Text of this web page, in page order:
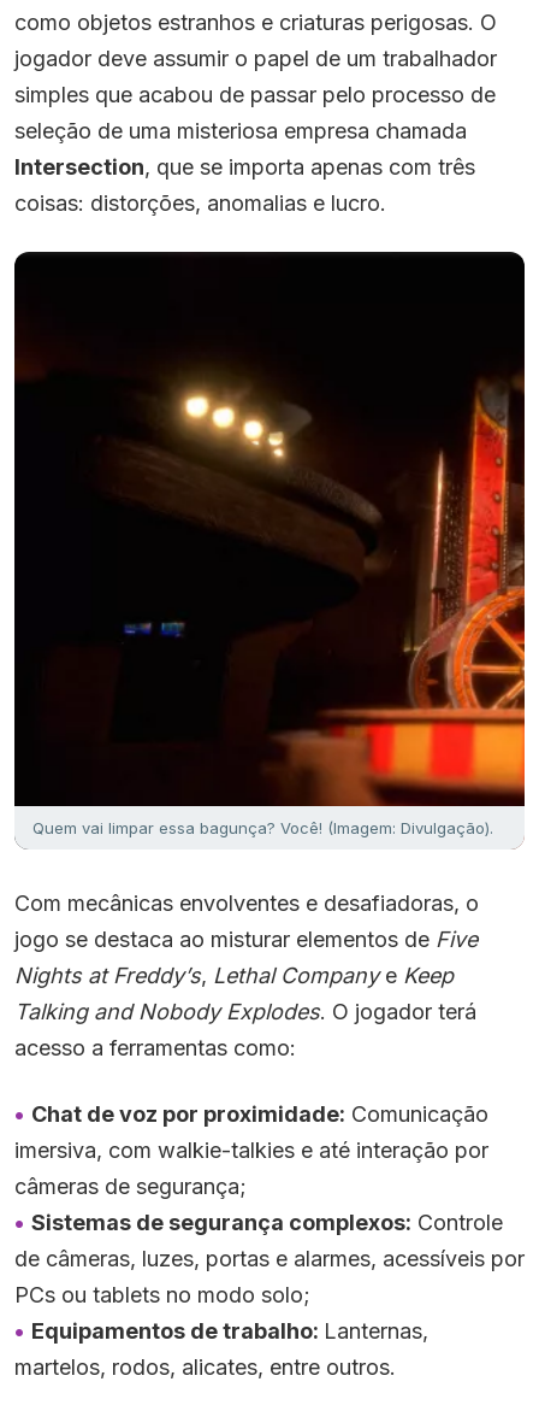
como objetos estranhos e criaturas perigosas. O
jogador deve assumir o papel de um trabalhador
simples que acabou de passar pelo processo de
seleção de uma misteriosa empresa chamada
Intersection, que se importa apenas com três
coisas: distorções, anomalias e lucro.
Quem vai limpar essa bagunça? Você! (Imagem: Divulgação).
Com mecânicas envolventes e desafiadoras, o
jogo se destaca ao misturar elementos de Five
Nights at Freddy’s, Lethal Companye Keep
Talking and Nobody Explodes. O jogador terá
acesso a ferramentas como:
Chat de voz por proximidade: Comunicação
imersiva, com walkie-talkies e até interação por
câmeras de segurança;
Sistemas de segurança complexos: Controle
de câmeras, luzes, portas e alarmes, acessíveis por
PCs ou tablets no modo solo;
Equipamentos de trabalho: Lanternas,
martelos, rodos, alicates, entre outros.